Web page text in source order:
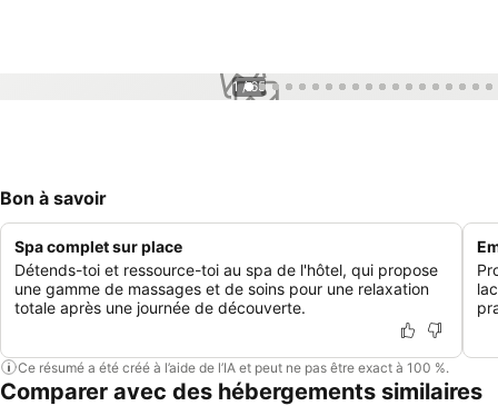
1 / 65
Bon à savoir
Spa complet sur place
Détends-toi et ressource-toi au spa de l'hôtel, qui propose
une gamme de massages et de soins pour une relaxation
totale après une journée de découverte.
Ce résumé a été créé à l’aide de l’IA et peut ne pas être exact à 100 %.
Comparer avec des hébergements similaires